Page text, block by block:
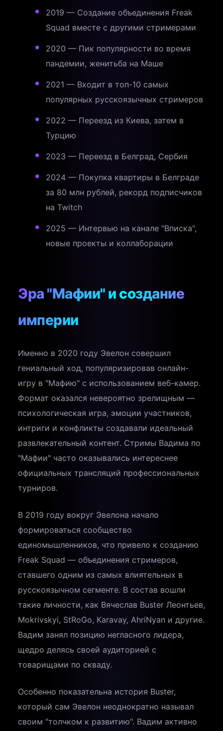
2019 — Создание объединения Freak
Squad вместе с другими стримерами
2020 — Пик популярности во время
пандемии, женитьба на Маше
2021 — Входит в топ-10 самых
популярных русскоязычных стримеров
2022 — Переезд из Киева, затем в
Турцию
2023 — Переезд в Белград, Сербия
2024 — Покупка квартиры в Белграде
за 80 млн рублей, рекорд подписчиков
на Twitch
2025 — Интервью на канале "Вписка",
новые проекты и коллаборации
Эра "Мафии" и создание
империи
Именно в 2020 году Эвелон совершил
гениальный ход, популяризировав онлайн-
игру в "Мафию" с использованием веб-камер.
Формат оказался невероятно зрелищным —
психологическая игра, эмоции участников,
интриги и конфликты создавали идеальный
развлекательный контент. Стримы Вадима по
"Мафии" часто оказывались интереснее
официальных трансляций профессиональных
турниров.
В 2019 году вокруг Эвелона начало
формироваться сообщество
единомышленников, что привело к созданию
Freak Squad — объединения стримеров,
ставшего одним из самых влиятельных в
русскоязычном сегменте. В состав вошли
такие личности, как Вячеслав Buster Леонтьев,
Mokrivskyi, StRoGo, Karavay, AhriNyan и другие.
Вадим занял позицию негласного лидера,
щедро делясь своей аудиторией с
товарищами по скваду.
Особенно показательна история Buster,
который сам Эвелон неоднократно называл
своим "толчком к развитию". Вадим активно